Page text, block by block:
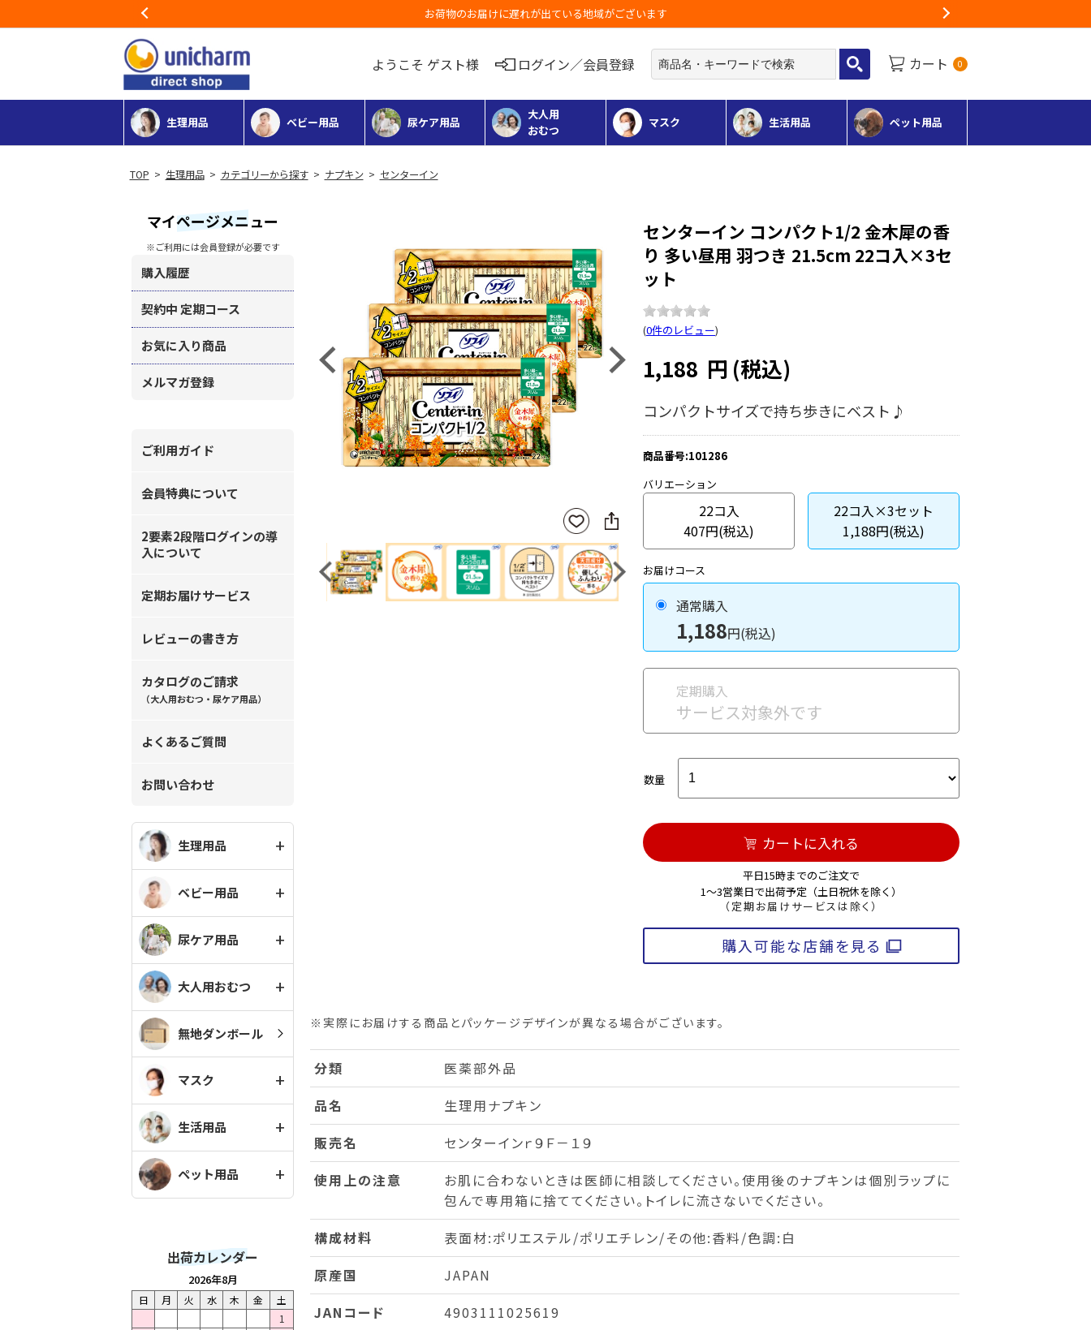
お荷物のお届けに遅れが出ている地域がございます
ようこそ ゲスト様 ログイン／会員登録 カート 0
生理用品 ベビー用品 尿ケア用品
大人用
おむつ
マスク 生活用品 ペット用品
> 生理用品> カテゴリーから探す> ナプキン> センターイン
マイページメニュー
※ご利用には会員登録が必要です
購入履歴
契約中 定期コース
お気に入り商品
メルマガ登録
ご利用ガイド
会員特典について
2要素2段階ログインの導
入について
定期お届けサービス
レビューの書き方
カタログのご請求
（大人用おむつ・尿ケア用品）
よくあるご質問
お問い合わせ
生理用品
ベビー用品
尿ケア用品
大人用おむつ
無地ダンボール
マスク
生活用品
ペット用品
出荷カレンダー
2026年8月
日 月 火 水 木 金
土
1
Previous Next
お気
に入
りに
登録
SNS
に
シ
ェ
ア
Previous Next
センターイン コンパクト1/2 金木犀の香
り 多い昼用 羽つき 21.5cm 22コ入×3セ
ット
(0件のレビュー)
1,188 円 (税込)
コンパクトサイズで持ち歩きにベスト♪
商品番号:101286
バリエーション
22コ入
407円(税込)
22コ入×3セット
1,188円(税込)
お届けコース
通常購入
1,188円(税込)
定期購入
サービス対象外です
数量
カートに入れる
平日15時までのご注文で
1～3営業日で出荷予定（土日祝休を除く）
（定期お届けサービスは除く）
購入可能な店舗を見る
※実際にお届けする商品とパッケージデザインが異なる場合がございます。
分類
医薬部外品
品名
生理用ナプキン
販売名
センターインｒ９Ｆ－１９
使用上の注意
お肌に合わないときは医師に相談してください。使用後のナプキンは個別ラップに
包んで専用箱に捨ててください。トイレに流さないでください。
構成材料
表面材:ポリエステル/ポリエチレン/その他:香料/色調:白
原産国
JAPAN
JANコード
4903111025619